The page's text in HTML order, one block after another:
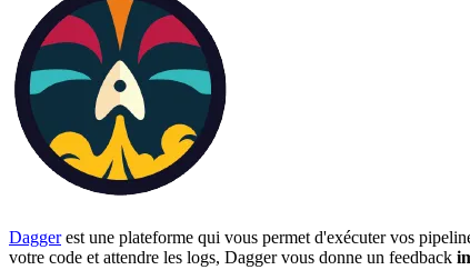
Daggerest une plateforme qui vous permet d'exécuter vos
votre code et attendre les logs, Dagger vous donne un feedback